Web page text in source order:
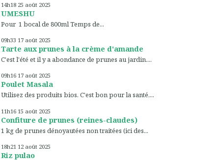
14h18 25 août 2025
UMESHU
Pour 1 bocal de 800ml Temps de...
09h33 17 août 2025
Tarte aux prunes à la crème d'amande
C'est l'été et il y a abondance de prunes au jardin....
09h16 17 août 2025
Poulet Masala
Utilisez des produits bios. C'est bon pour la santé,...
11h16 15 août 2025
Confiture de prunes (reines-claudes)
1 kg de prunes dénoyautées non traitées (ici des...
18h21 12 août 2025
Riz pulao